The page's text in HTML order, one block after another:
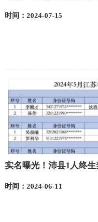
时间：2024-07-15
实名曝光！沛县1人终
时间：2024-06-11